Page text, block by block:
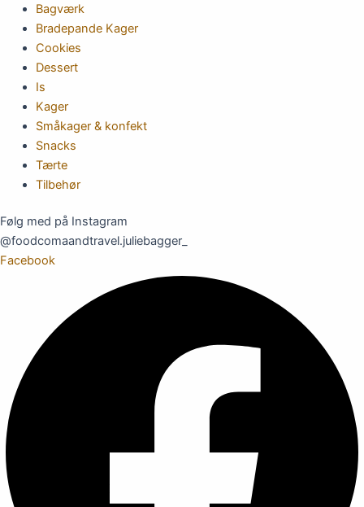
Bagværk
Bradepande Kager
Cookies
Dessert
Is
Kager
Småkager & konfekt
Snacks
Tærte
Tilbehør
Følg med på Instagram
@foodcomaandtravel.juliebagger_
Facebook